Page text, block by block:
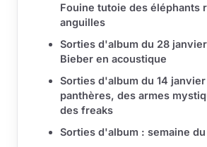
Fouine tutoie des éléphants
anguilles
Sorties d'album du 28
Bieber en acoustique
Sorties d'album du 14
panthères, des armes
des freaks
Sorties d'album : semaine